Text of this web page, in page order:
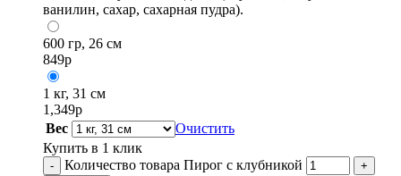
ванилин, сахар, сахарная пудра).
600 гр, 26 см
849р
1 кг, 31 см
1,349р
Вес
Очистить
Купить в 1 клик
- Количество товара Пирог с клубникой
+